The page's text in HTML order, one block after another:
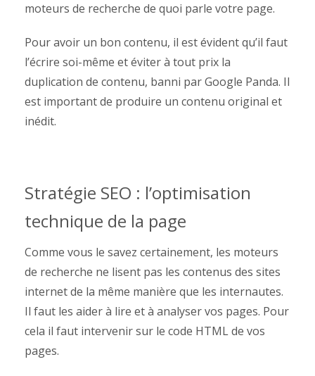
moteurs de recherche de quoi parle votre page.
Pour avoir un bon contenu, il est évident qu’il faut
l’écrire soi-même et éviter à tout prix la
duplication de contenu, banni parGoogle Panda. Il
est important de produire un contenu original et
inédit.
Stratégie SEO : l’optimisation
technique de la page
Comme vous le savez certainement, les moteurs
de recherche ne lisent pas les contenus des sites
internet de la même manière que les internautes.
Il faut les aider à lire et à analyser vos pages. Pour
cela il faut intervenir sur le code HTML de vos
pages.